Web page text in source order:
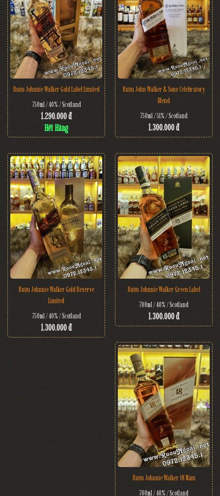
Rượu Johnnie Walker Gold Label Limited
750ml / 40% / Scotland
1.290.000 đ
Hết Hàng
Rượu John Walker & Sons Celebratory
Blend
750ml / 51% / Scotland
1.300.000 đ
Rượu Johnnie Walker Gold Reserve
Limited
750ml / 40% / Scotland
1.300.000 đ
Rượu Johnnie Walker Green Label
700ml / 40% / Scotland
1.300.000 đ
Rượu Johnnie Walker 18 Năm
700ml / 40% / Scotland